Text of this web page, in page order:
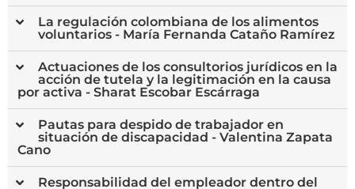
La regulación colombiana de los alimentos
voluntarios - María Fernanda Cataño Ramírez
Actuaciones de los consultorios jurídicos en la
acción de tutela y la legitimación en la causa
por activa - Sharat Escobar Escárraga
Pautas para despido de trabajador en
situación de discapacidad - Valentina Zapata
Cano
Responsabilidad del empleador dentro del